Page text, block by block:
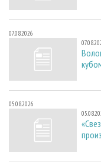
07.08.2026
05.08.2026